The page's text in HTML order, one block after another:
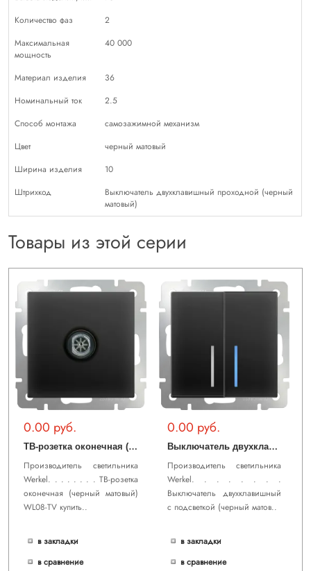
Количество фаз
2
Максимальная
мощность
40 000
Материал изделия
36
Номинальный ток
2.5
Способ монтажа
самозажимной механизм
Цвет
черный матовый
Ширина изделия
10
Штрихкод
Выключатель двухклавишный проходной (черный
матовый)
Товары из этой серии
0.00 руб.
Т
В-розетка оконечная (черный матовый) WL08-TV
Производитель светильника
Werkel. . . . . . . . ТВ-розетка
оконечная (черный матовый)
WL08-TV купить..
в закладки
в сравнение
0.00 руб.
В
ыключатель двухклавишный с подсветкой (черный матовый) WL08-SW-2G-LED
Производитель светильника
Werkel. . . . . . . .
Выключатель двухклавишный
с подсветкой (черный матов..
в закладки
в сравнение